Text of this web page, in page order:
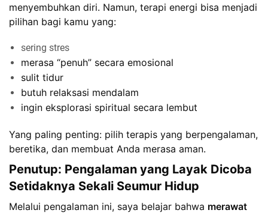
menyembuhkan diri. Namun, terapi energi bisa menjadi
pilihan bagi kamu yang:
sering stres
merasa “penuh” secara emosional
sulit tidur
butuh relaksasi mendalam
ingin eksplorasi spiritual secara lembut
Yang paling penting: pilih terapis yang berpengalaman,
beretika, dan membuat Anda merasa aman.
Penutup: Pengalaman yang Layak Dicoba
Setidaknya Sekali Seumur Hidup
Melalui pengalaman ini, saya belajar bahwa merawat